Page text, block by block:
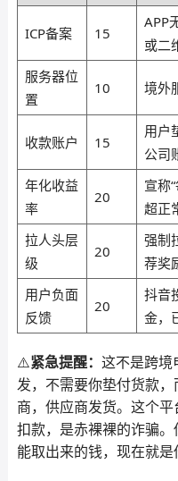
ICP备案 15
APP
或二
服务器位
置
10 境外
收款账户 15
用户
公司
年化收益
率
20
宣称
超正
拉人头层
级
20
强制
荐奖
用户负面
反馈
20
抖音
金，
⚠️紧急提醒： 这不是跨境
发，不需要你垫付货款
商，供应商发货。这个
扣款，是赤裸裸的诈骗。
能取出来的钱，现在就是